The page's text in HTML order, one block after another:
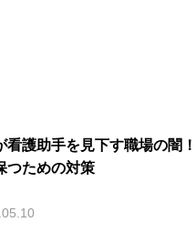
看護助手を見下す職場の闇
つための対策